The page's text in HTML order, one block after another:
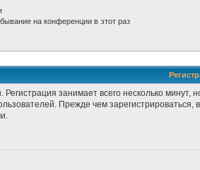
на конференции в этот раз
занимает всего несколько
Прежде чем